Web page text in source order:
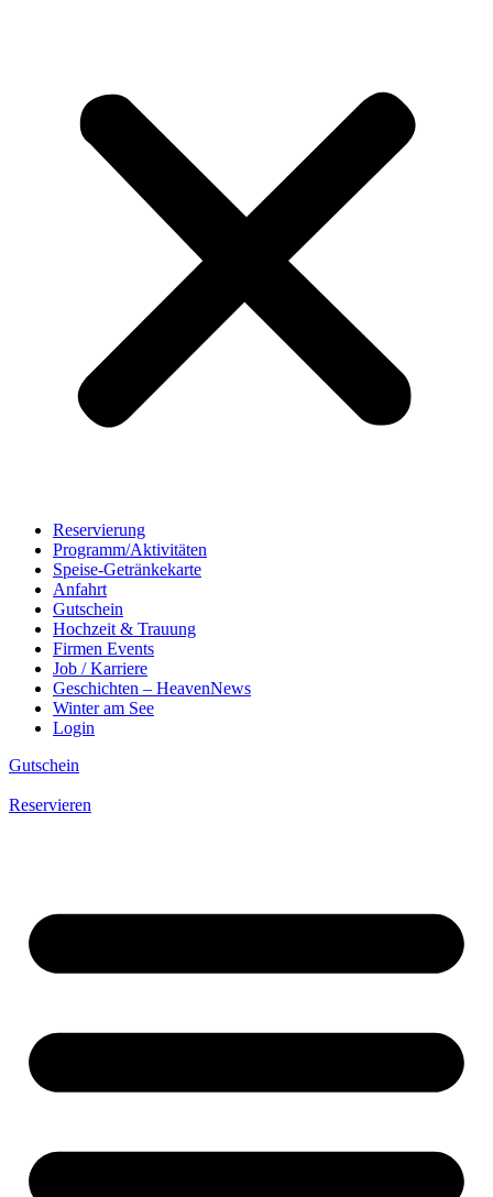
Reservierung
Programm/Aktivitäten
Speise-Getränkekarte
Anfahrt
Gutschein
Hochzeit & Trauung
Firmen Events
Job / Karriere
Geschichten – HeavenNews
Winter am See
Login
Gutschein
Reservieren